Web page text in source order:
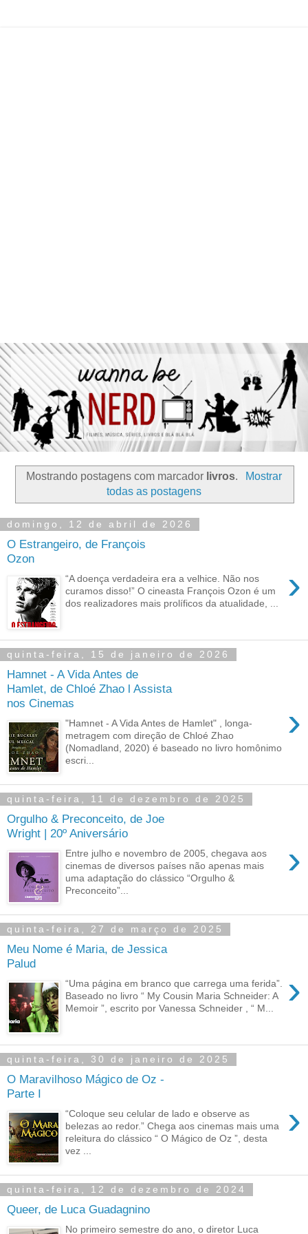
Mostrando postagens com marcador livros.
Mostrar
todas as postagens
domingo, 12 de abril de 2026
O Estrangeiro, de François
Ozon
›
“A doença verdadeira era a velhice. Não nos
curamos disso!” O cineasta François Ozon é um
dos realizadores mais prolíficos da atualidade, ...
quinta-feira, 15 de janeiro de 2026
Hamnet - A Vida Antes de
Hamlet, de Chloé Zhao l Assista
nos Cinemas
›
"Hamnet - A Vida Antes de Hamlet" , longa-
metragem com direção de Chloé Zhao
(Nomadland, 2020) é baseado no livro homônimo
escri...
quinta-feira, 11 de dezembro de 2025
Orgulho & Preconceito, de Joe
Wright | 20º Aniversário
›
Entre julho e novembro de 2005, chegava aos
cinemas de diversos países não apenas mais
uma adaptação do clássico “Orgulho &
Preconceito”...
quinta-feira, 27 de março de 2025
Meu Nome é Maria, de Jessica
Palud
›
“Uma página em branco que carrega uma ferida”.
Baseado no livro “ My Cousin Maria Schneider: A
Memoir ”, escrito por Vanessa Schneider , “ M...
quinta-feira, 30 de janeiro de 2025
O Maravilhoso Mágico de Oz -
Parte I
›
“Coloque seu celular de lado e observe as
belezas ao redor.” Chega aos cinemas mais uma
releitura do clássico “ O Mágico de Oz ”, desta
vez ...
quinta-feira, 12 de dezembro de 2024
Queer, de Luca Guadagnino
No primeiro semestre do ano, o diretor Luca